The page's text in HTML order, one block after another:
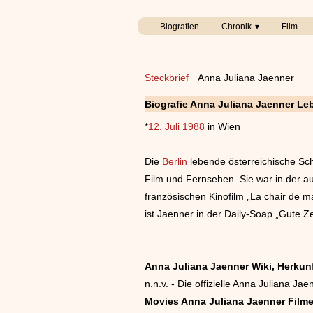
Biografien Chronik Film
Steckbrief Anna Juliana Jaenner
Biografie Anna Juliana Jaenner
*12. Juli 1988 in Wien
Die Berlin lebende österreichische
Film und Fernsehen. Sie war in der
französischen Kinofilm „La chair de
ist Jaenner in der Daily-Soap „Gute
Anna Juliana Jaenner Wiki,
n.n.v. - Die offizielle Anna Juliana
Movies Anna Juliana Jaenner Filme